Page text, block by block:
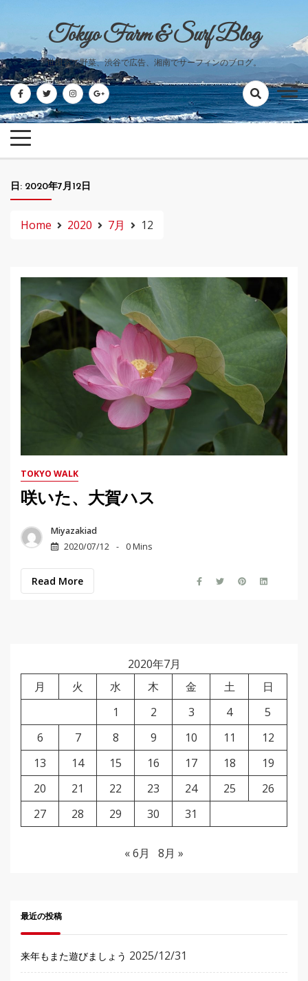
content
Tokyo Farm & Surf Blog
世田谷で野菜、渋谷で広告、湘南でサーフィンのブログ。
日: 2020年7月12日
Home 2020 7月 12
TOKYO WALK
咲いた、大賀ハス
Miyazakiad
2020/07/12
0 Mins
Read More
2020年7月
月
火 水 木 金 土
日
1
2 3 4
5
6
7 8 9 10 11
12
13
14 15 16 17 18
19
20
21 22 23 24 25
26
27
28 29 30 31
« 6月 8月 »
最近の投稿
来年もまた遊びましょう 2025/12/31